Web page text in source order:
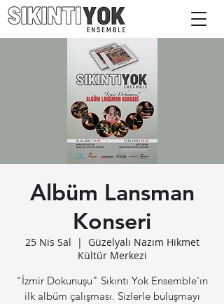
izmir konser bremen konser müzik grubu world müzik konser grubu
Albüm Lansman
Konseri
25 Nis Sal
  |
Güzelyalı Nazım Hikmet
Kültür Merkezi
"İzmir Dokunuşu" Sıkıntı Yok Ensemble'ın
ilk albüm çalışması. Sizlerle buluşmayı